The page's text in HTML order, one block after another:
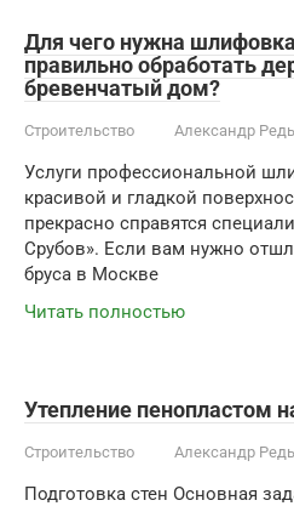
Для чего нужна
правильно обработать
бревенчатый дом?
Строительство Александр
Услуги профессиональной
красивой и гладкой
прекрасно справятся
Срубов». Если вам нужно
бруса в Москве
Читать полностью
Утепление пенопластом
Строительство Александр
Подготовка стен Основная